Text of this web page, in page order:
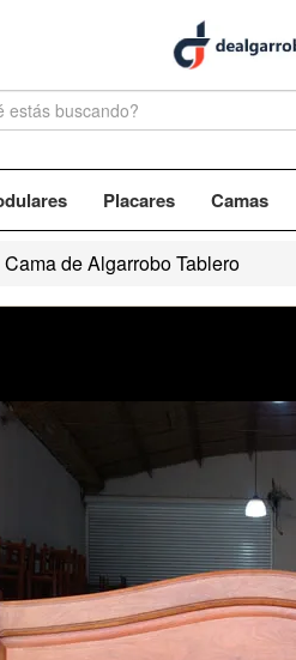
Placares Camas
Cama de Algarrobo Tablero